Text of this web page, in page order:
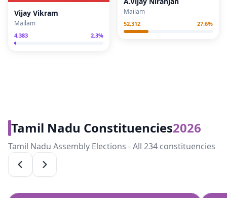
Vijay Vikram
Mailam
4,383 2.3%
Mailam
52,312 27.6%
Tamil Nadu Constituencies2026
Tamil Nadu Assembly Elections - All 234 constituencies